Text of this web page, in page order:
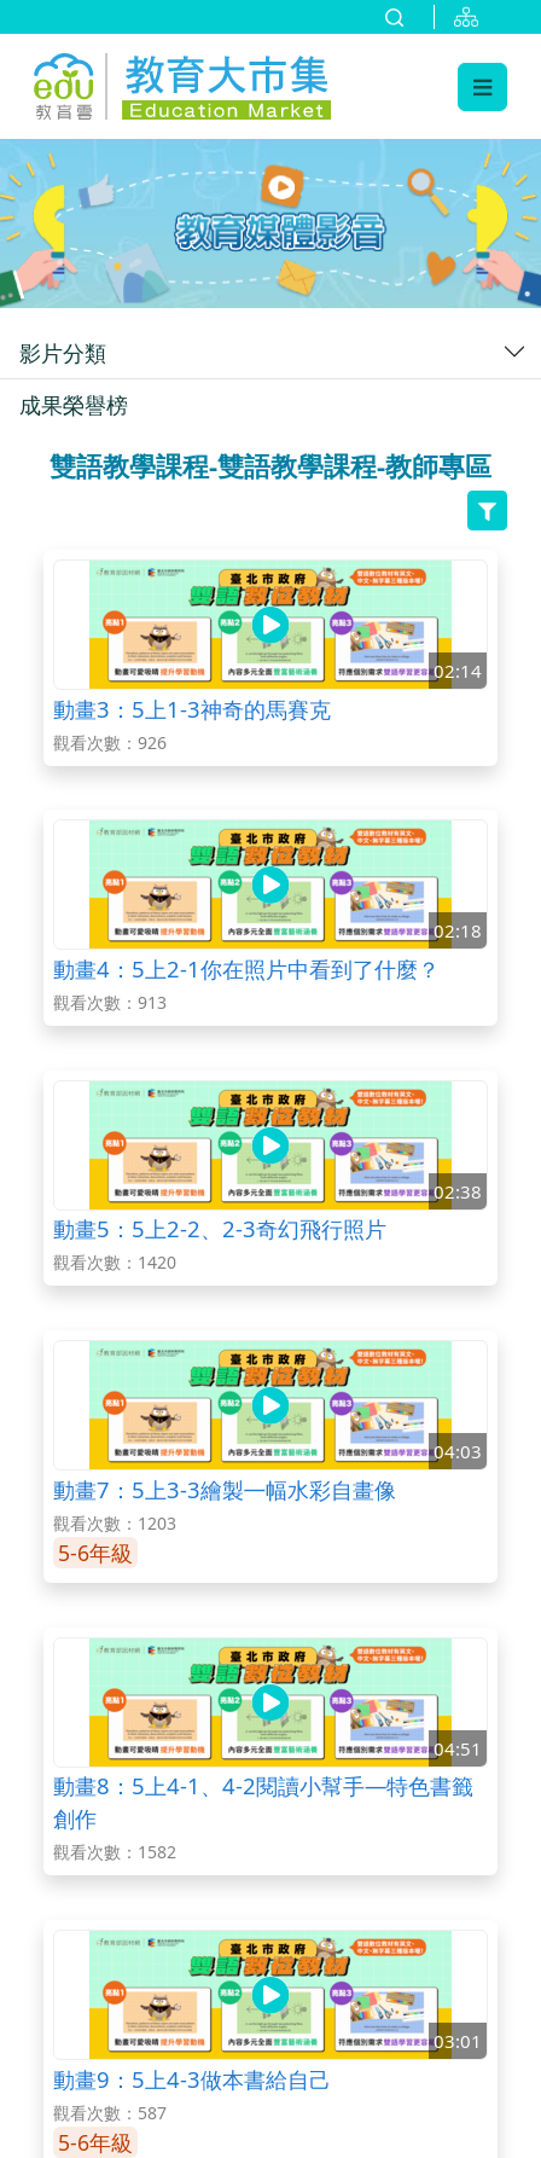
:::
影片分類
成果榮譽榜
雙語教學課程-雙語教學課程-教師專區
02:14
動畫3：5上1-3神奇的馬賽克
觀看次數：926
02:18
動畫4：5上2-1你在照片中看到了什麼？
觀看次數：913
02:38
動畫5：5上2-2、2-3奇幻飛行照片
觀看次數：1420
04:03
動畫7：5上3-3繪製㇐幅水彩自畫像
觀看次數：1203
5-6年級
04:51
動畫8：5上4-1、4-2閱讀小幫手—特色書籤
創作
觀看次數：1582
03:01
動畫9：5上4-3做本書給自己
觀看次數：587
5-6年級